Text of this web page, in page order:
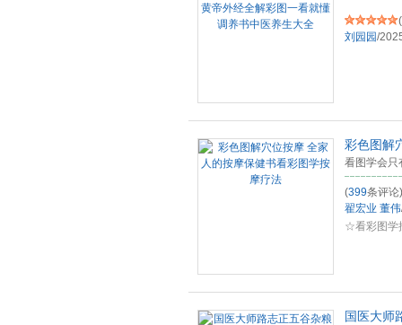
(
刘园园/
彩色图解
看图学会只
(399条评论)
翟宏业 董伟
☆看彩图学
国医大师